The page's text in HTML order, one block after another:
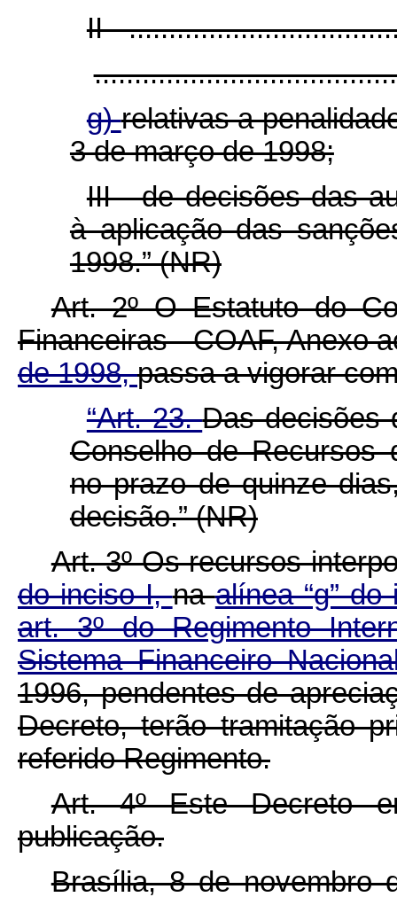
II -
g)relativas a
3 de março de 1998;
III - de decisões das
à aplicação das
1998.” (NR)
Art. 2º O Estatuto do
Financeiras - COAF, Anexo
de 1998,passa a vigorar
“Art. 23.Das decisões
Conselho de Recursos
no prazo de quinze
decisão.” (NR)
Art. 3º Os recursos
do inciso I,naalínea “g”
art. 3º do Regimento
Sistema Financeiro
1996, pendentes de
Decreto, terão tramitação
referido Regimento.
Art. 4º Este Decreto
publicação.
Brasília, 8 de novembro